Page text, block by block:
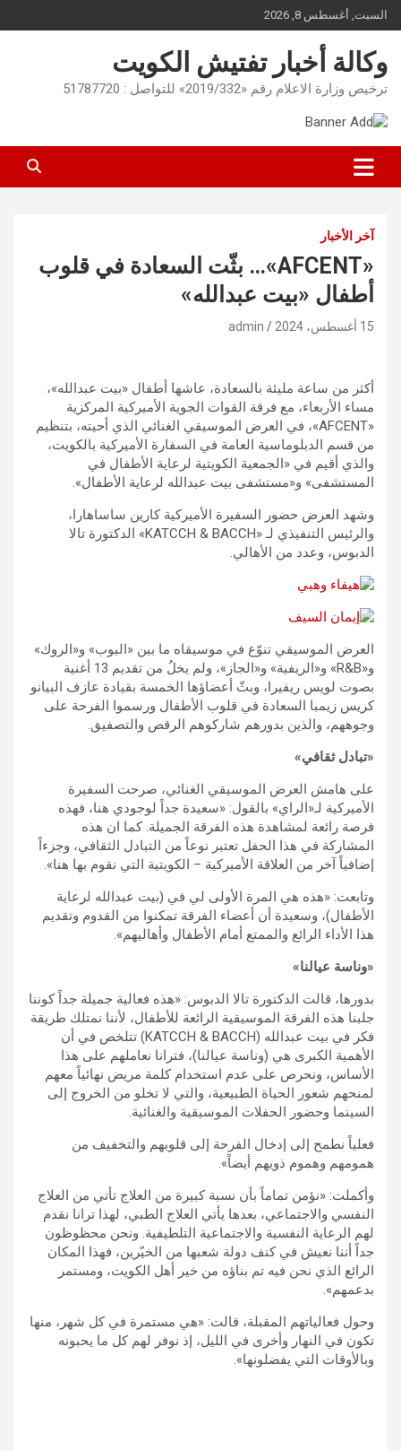
Skip
to
content
السبت, أغسطس 8, 2026
وكالة أخبار تفتيش الكويت
ترخيص وزارة الاعلام رقم «2019/332» للتواصل : 51787720
آخر الأخبار
«AFCENT»… بثّت السعادة في قلوب
أطفال «بيت عبدالله»
15 أغسطس، 2024 admin
أكثر من ساعة مليئة بالسعادة، عاشها أطفال «بيت عبدالله»،
مساء الأربعاء، مع فرقة القوات الجوية الأميركية المركزية
«AFCENT»، في العرض الموسيقي الغنائي الذي أحيته، بتنظيم
من قسم الدبلوماسية العامة في السفارة الأميركية بالكويت،
والذي أقيم في «الجمعية الكويتية لرعاية الأطفال في
المستشفى» و«مستشفى بيت عبدالله لرعاية الأطفال».
وشهد العرض حضور السفيرة الأميركية كارين ساساهارا،
والرئيس التنفيذي لـ «KATCCH & BACCH» الدكتورة تالا
الدبوس، وعدد من الأهالي.
العرض الموسيقي تنوّع في موسيقاه ما بين «البوب» و«الروك»
و«R&B» و«الريفية» و«الجاز»، ولم يخلُ من تقديم 13 أغنية
بصوت لويس ريفيرا، وبثّ أعضاؤها الخمسة بقيادة عازف البيانو
كريس زيمبا السعادة في قلوب الأطفال ورسموا الفرحة على
وجوههم، والذين بدورهم شاركوهم الرقص والتصفيق.
«تبادل ثقافي»
على هامش العرض الموسيقي الغنائي، صرحت السفيرة
الأميركية لـ«الراي» بالقول: «سعيدة جداً لوجودي هنا، فهذه
فرصة رائعة لمشاهدة هذه الفرقة الجميلة. كما ان هذه
المشاركة في هذا الحفل تعتبر نوعاً من التبادل الثقافي، وجزءاً
إضافياً آخر من العلاقة الأميركية – الكويتية التي نقوم بها هنا».
وتابعت: «هذه هي المرة الأولى لي في (بيت عبدالله لرعاية
الأطفال)، وسعيدة أن أعضاء الفرقة تمكنوا من القدوم وتقديم
هذا الأداء الرائع والممتع أمام الأطفال وأهاليهم».
«وناسة عيالنا»
بدورها، قالت الدكتورة تالا الدبوس: «هذه فعالية جميلة جداً كوننا
جلبنا هذه الفرقة الموسيقية الرائعة للأطفال، لأننا نمتلك طريقة
فكر في بيت عبدالله (KATCCH & BACCH) تتلخص في أن
الأهمية الكبرى هي (وناسة عيالنا)، فترانا نعاملهم على هذا
الأساس، ونحرص على عدم استخدام كلمة مريض نهائياً معهم
لمنحهم شعور الحياة الطبيعية، والتي لا تخلو من الخروج إلى
السينما وحضور الحفلات الموسيقية والغنائية.
فعلياً نطمح إلى إدخال الفرحة إلى قلوبهم والتخفيف من
همومهم وهموم ذويهم أيضاً».
وأكملت: «نؤمن تماماً بأن نسبة كبيرة من العلاج تأتي من العلاج
النفسي والاجتماعي، بعدها يأتي العلاج الطبي، لهذا ترانا نقدم
لهم الرعاية النفسية والاجتماعية التلطيفية. ونحن محظوظون
جداً أننا نعيش في كنف دولة شعبها من الخيّرين، فهذا المكان
الرائع الذي نحن فيه تم بناؤه من خير أهل الكويت، ومستمر
بدعمهم».
وحول فعالياتهم المقبلة، قالت: «هي مستمرة في كل شهر، منها
تكون في النهار وأخرى في الليل، إذ نوفر لهم كل ما يحبونه
وبالأوقات التي يفضلونها».